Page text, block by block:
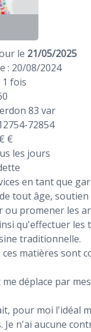
le 21/05/2025
: 20/08/2024
1 fois
83 var
72854
€
les jours
en tant que
tout âge, soutien
ou promener les
qu'effectuer les
traditionnelle.
ces matières sont
déplace par
pour moi l'idéal
n'ai aucune